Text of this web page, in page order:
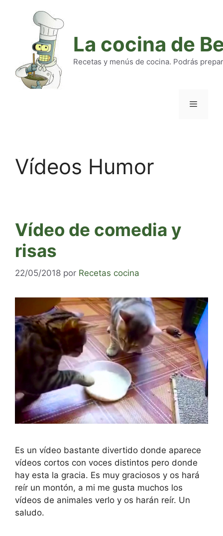
La cocina de
Recetas y menús de cocina. Podrás
Vídeos Humor
Vídeo de comedia y
risas
22/05/2018 por Recetas cocina
Es un vídeo bastante divertido donde aparece
vídeos cortos con voces distintos pero donde
hay esta la gracia. Es muy graciosos y os hará
reír un montón, a mi me gusta muchos los
vídeos de animales verlo y os harán reír. Un
saludo.